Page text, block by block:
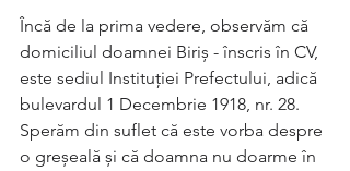
Încă de la prima vedere, observăm că
domiciliul doamnei Biriș - înscris în CV,
este sediul Instituției Prefectului, adică
bulevardul 1 Decembrie 1918, nr. 28.
Sperăm din suflet că este vorba despre
o greșeală și că doamna nu doarme în